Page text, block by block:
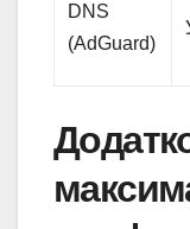
DNS
(AdGuard)